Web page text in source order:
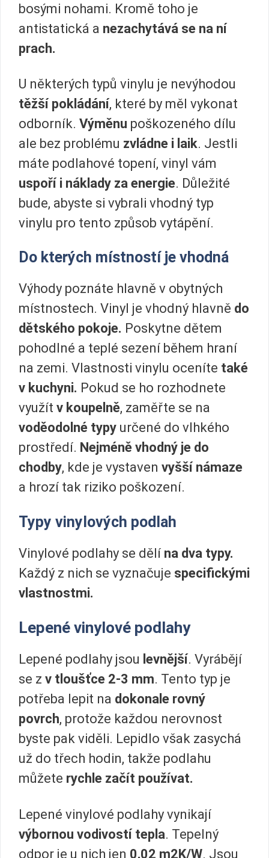
bosými nohami. Kromě toho je
antistatická a nezachytává se na ní
prach.
U některých typů vinylu je nevýhodou
těžší pokládání, které by měl vykonat
odborník. Výměnu poškozeného dílu
ale bez problému zvládne i laik. Jestli
máte podlahové topení, vinyl vám
uspoří i náklady za energie. Důležité
bude, abyste si vybrali vhodný typ
vinylu pro tento způsob vytápění.
Do kterých místností je vhodná
Výhody poznáte hlavně v obytných
místnostech. Vinyl je vhodný hlavně do
dětského pokoje. Poskytne dětem
pohodlné a teplé sezení během hraní
na zemi. Vlastnosti vinylu oceníte také
v kuchyni. Pokud se ho rozhodnete
využít v koupelně, zaměřte se na
voděodolné typy určené do vlhkého
prostředí. Nejméně vhodný je do
chodby, kde je vystaven vyšší námaze
a hrozí tak riziko poškození.
Typy vinylových podlah
Vinylové podlahy se dělí na dva typy.
Každý z nich se vyznačuje specifickými
vlastnostmi.
Lepené vinylové podlahy
Lepené podlahy jsou levnější. Vyrábějí
se z v tloušťce 2-3 mm. Tento typ je
potřeba lepit na dokonale rovný
povrch, protože každou nerovnost
byste pak viděli. Lepidlo však zasychá
už do třech hodin, takže podlahu
můžete rychle začít používat.
Lepené vinylové podlahy vynikají
výbornou vodivostí tepla. Tepelný
odpor je u nich jen 0,02 m2K/W. Jsou